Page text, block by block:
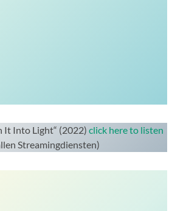
It Into Light“ (2022)click here to listen
Streamingdiensten)